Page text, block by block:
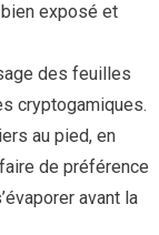
exposé et
des feuilles
cryptogamiques.
au pied, en
de préférence
avant la